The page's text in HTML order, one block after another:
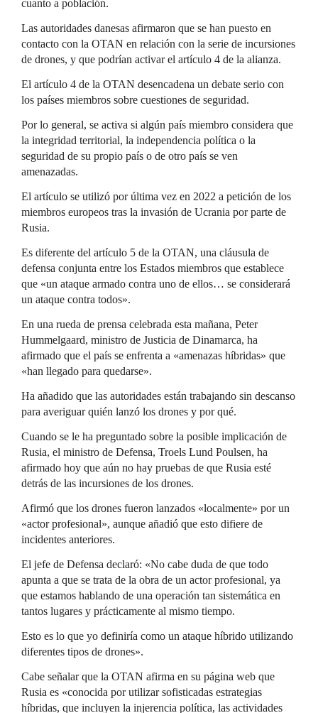
cuanto a población.
Las autoridades danesas afirmaron que se han puesto en
contacto con la OTAN en relación con la serie de incursiones
de drones, y que podrían activar el artículo 4 de la alianza.
El artículo 4 de la OTAN desencadena un debate serio con
los países miembros sobre cuestiones de seguridad.
Por lo general, se activa si algún país miembro considera que
la integridad territorial, la independencia política o la
seguridad de su propio país o de otro país se ven
amenazadas.
El artículo se utilizó por última vez en 2022 a petición de los
miembros europeos tras la invasión de Ucrania por parte de
Rusia.
Es diferente del artículo 5 de la OTAN, una cláusula de
defensa conjunta entre los Estados miembros que establece
que «un ataque armado contra uno de ellos… se considerará
un ataque contra todos».
En una rueda de prensa celebrada esta mañana, Peter
Hummelgaard, ministro de Justicia de Dinamarca, ha
afirmado que el país se enfrenta a «amenazas híbridas» que
«han llegado para quedarse».
Ha añadido que las autoridades están trabajando sin descanso
para averiguar quién lanzó los drones y por qué.
Cuando se le ha preguntado sobre la posible implicación de
Rusia, el ministro de Defensa, Troels Lund Poulsen, ha
afirmado hoy que aún no hay pruebas de que Rusia esté
detrás de las incursiones de los drones.
Afirmó que los drones fueron lanzados «localmente» por un
«actor profesional», aunque añadió que esto difiere de
incidentes anteriores.
El jefe de Defensa declaró: «No cabe duda de que todo
apunta a que se trata de la obra de un actor profesional, ya
que estamos hablando de una operación tan sistemática en
tantos lugares y prácticamente al mismo tiempo.
Esto es lo que yo definiría como un ataque híbrido utilizando
diferentes tipos de drones».
Cabe señalar que la OTAN afirma en su página web que
Rusia es «conocida por utilizar sofisticadas estrategias
híbridas, que incluyen la injerencia política, las actividades